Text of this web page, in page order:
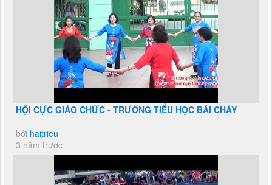
HỘI CỰC GIÁO CHỨC - TRƯỜNG TIỂU HỌC BÃI CHÁY
bởi haitrieu
3 năm trước